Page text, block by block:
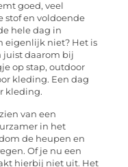
goed, veel
en voldoende
hele dag in
eigenlijk niet? Het is
juist daarom bij
op stap, outdoor
kleding. Een dag
kleding.
van een
in het
de heupen en
Of je nu een
hierbij niet uit. Het